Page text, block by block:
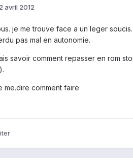
2 avril 2012
je me trouve face a un leger
pas mal en autonomie.
savoir comment repasser en rom
me.dire comment faire